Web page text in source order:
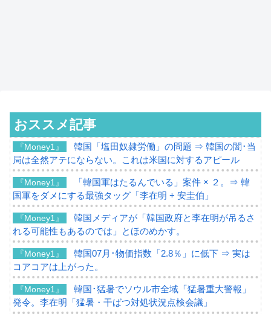
おススメ記事
『Money1』
韓国「塩田奴隷労働」の問題 ⇒ 韓国の闇･当
局は全然アテにならない。これは米国に対するアピール
『Money1』
「韓国軍はたるんでいる」案件 × ２。⇒ 韓
国軍をダメにする最強タッグ「李在明 + 安圭伯」
『Money1』
韓国メディアが「韓国政府と李在明が吊るさ
れる可能性もあるのでは」とほのめかす。
『Money1』
韓国07月･物価指数「2.8％」に低下 ⇒ 実は
コアコアは上がった。
『Money1』
韓国･猛暑でソウル市全域「猛暑重大警報」
発令。李在明「猛暑・干ばつ対処状況点検会議」